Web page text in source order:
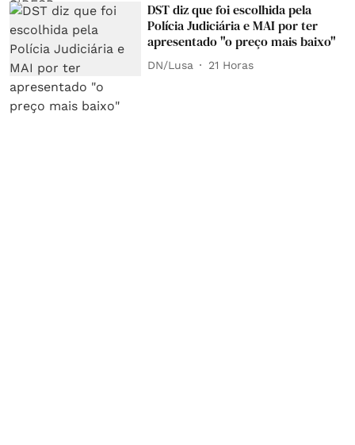
DST diz que foi escolhida pela
Polícia Judiciária e MAI por ter
apresentado "o preço mais baixo"
DN/Lusa 21 Horas